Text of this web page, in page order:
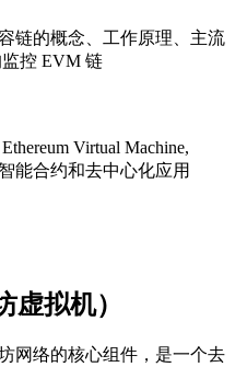
链的概念、工作原理、主流
控 EVM 链
Virtual Machine,
能合约和去中心化应用
拟机）
网络的核心组件，是一个去